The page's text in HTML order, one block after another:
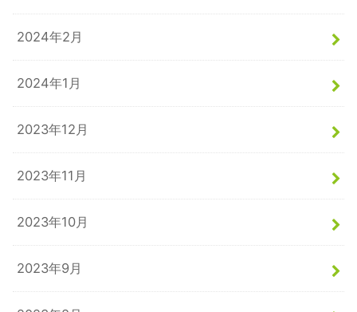
2024年2月
2024年1月
2023年12月
2023年11月
2023年10月
2023年9月